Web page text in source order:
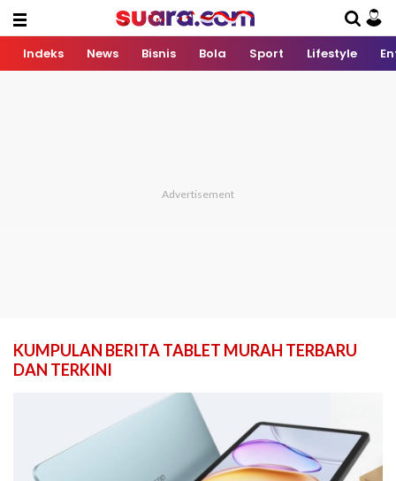
Indeks News Bisnis Bola Sport Lifestyle
KUMPULAN BERITA TABLET MURAH TERBARU
DAN TERKINI